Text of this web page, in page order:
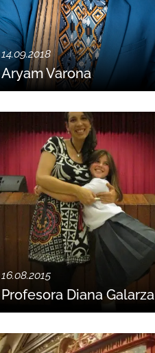
14.09.2018
Aryam Varona
16.08.2015
Profesora Diana Galarza